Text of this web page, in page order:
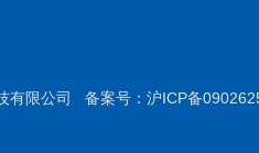
有限公司 备案号：沪ICP备